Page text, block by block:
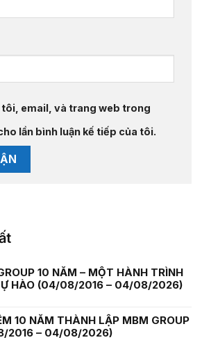
tôi, email, và trang web trong
lần bình luận kế tiếp của tôi.
10 NĂM – MỘT HÀNH TRÌNH
HÀO (04/08/2016 – 04/08/2026)
10 NĂM THÀNH LẬP MBM GROUP
2016 – 04/08/2026)